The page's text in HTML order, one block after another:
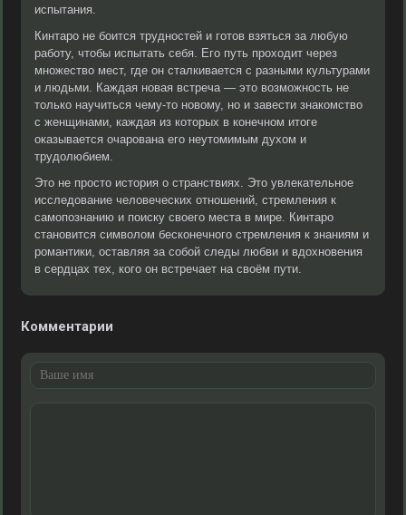
испытания.
Кинтаро не боится трудностей и готов взяться за любую
работу, чтобы испытать себя. Его путь проходит через
множество мест, где он сталкивается с разными культурами
и людьми. Каждая новая встреча — это возможность не
только научиться чему-то новому, но и завести знакомство
с женщинами, каждая из которых в конечном итоге
оказывается очарована его неутомимым духом и
трудолюбием.
Это не просто история о странствиях. Это увлекательное
исследование человеческих отношений, стремления к
самопознанию и поиску своего места в мире. Кинтаро
становится символом бесконечного стремления к знаниям и
романтики, оставляя за собой следы любви и вдохновения
в сердцах тех, кого он встречает на своём пути.
Комментарии